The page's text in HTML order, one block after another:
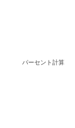
パーセント計算